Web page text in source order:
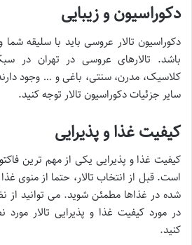
دکوراسیون و زیبایی
دکوراسیون تالار عروسی باید با سلیقه
باشد. تالارهای عروسی در تهران در
کلاسیک، مدرن، سنتی، باغی و … وجود
سایر جزئیات دکوراسیون تالار توجه کنید.
کیفیت غذا و پذیرایی
کیفیت غذا و پذیرایی یکی از مهم ترین
است. قبل از انتخاب تالار، حتما از منوی
شده در غذاها مطمئن شوید. می توانید از
در مورد کیفیت غذا و پذیرایی تالار
کنید.